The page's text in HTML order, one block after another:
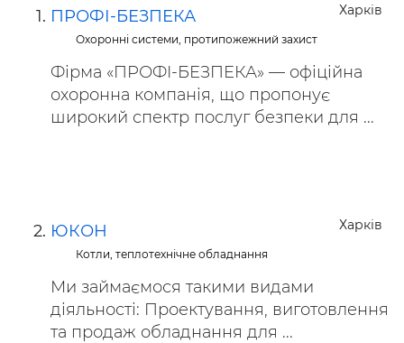
Харків
ПРОФІ-БЕЗПЕКА
Охоронні системи, протипожежний захист
Фірма «ПРОФІ-БЕЗПЕКА» — офіційна
охоронна компанія, що пропонує
широкий спектр послуг безпеки для ...
Харків
ЮКОН
Котли, теплотехнічне обладнання
Ми займаємося такими видами
діяльності: Проектування, виготовлення
та продаж обладнання для ...